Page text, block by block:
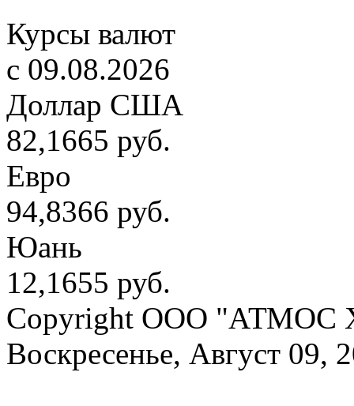
Курсы валют
c 09.08.2026
Доллар США
82,1665 руб.
Евро
94,8366 руб.
Юань
12,1655 руб.
Copyright OOO "АТМОС
Воскресенье, Август 09,